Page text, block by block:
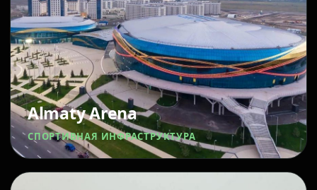
Almaty Arena
СПОРТИВНАЯ ИНФРАСТРУКТУРА